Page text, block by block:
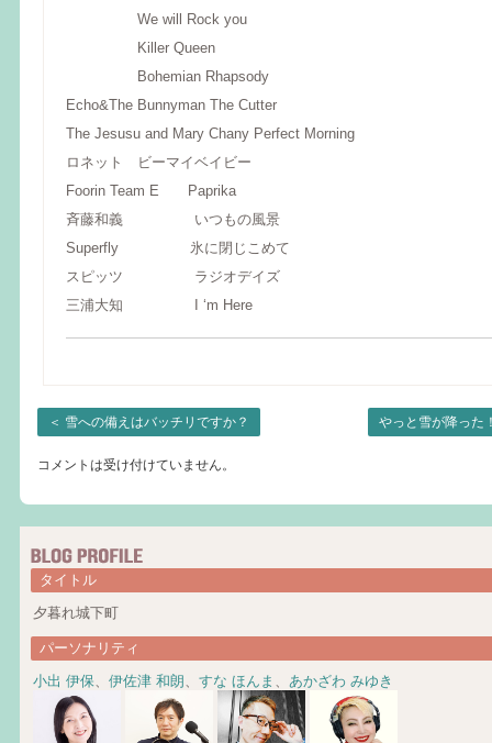
We will Rock you
Killer Queen
Bohemian Rhapsody
Echo&The Bunnyman The Cutter
The Jesusu and Mary Chany Perfect Morning
ロネット ビーマイベイビー
Foorin Team E Paprika
斉藤和義 いつもの風景
Superfly 氷に閉じこめて
スピッツ ラジオデイズ
三浦大知 I ‘m Here
＜ 雪への備えはバッチリですか？ やっと雪が降った
コメントは受け付けていません。
タイトル
夕暮れ城下町
パーソナリティ
小出 伊保、 伊佐津 和朗、 すな ほんま 、 あかざわ みゆき